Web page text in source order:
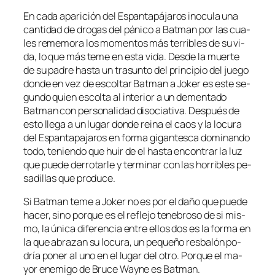
En ca­da apa­ri­ción del Espantapájaros ino­cu­la una
can­ti­dad de dro­gas del pá­ni­co a Batman por las cua­
les re­me­mo­ra los mo­men­tos más te­rri­bles de su vi­
da, lo que más te­me en es­ta vi­da. Desde la muer­te
de su pa­dre has­ta un tra­sun­to del prin­ci­pio del jue­go
don­de en vez de es­col­tar Batman a Joker es es­te se­
gun­do quien es­col­ta al in­te­rior a un de­men­ta­do
Batman con per­so­na­li­dad di­so­cia­ti­va. Después de
es­to lle­ga a un lu­gar don­de rei­na el caos y la lo­cu­ra
del Espantapajaros en for­ma gi­gan­tes­ca do­mi­nan­do
to­do, te­nien­do que huir de el has­ta en­con­trar la luz
que pue­de de­rro­tar­le y ter­mi­nar con las ho­rri­bles pe­
sa­di­llas que produce.
Si Batman te­me a Joker no es por el da­ño que pue­de
ha­cer, sino por­que es el re­fle­jo te­ne­bro­so de si mis­
mo, la úni­ca di­fe­ren­cia en­tre ellos dos es la for­ma en
la que abra­zan su lo­cu­ra, un pe­que­ño res­ba­lón po­
dría po­ner al uno en el lu­gar del otro. Porque el ma­
yor enemi­go de Bruce Wayne es Batman.